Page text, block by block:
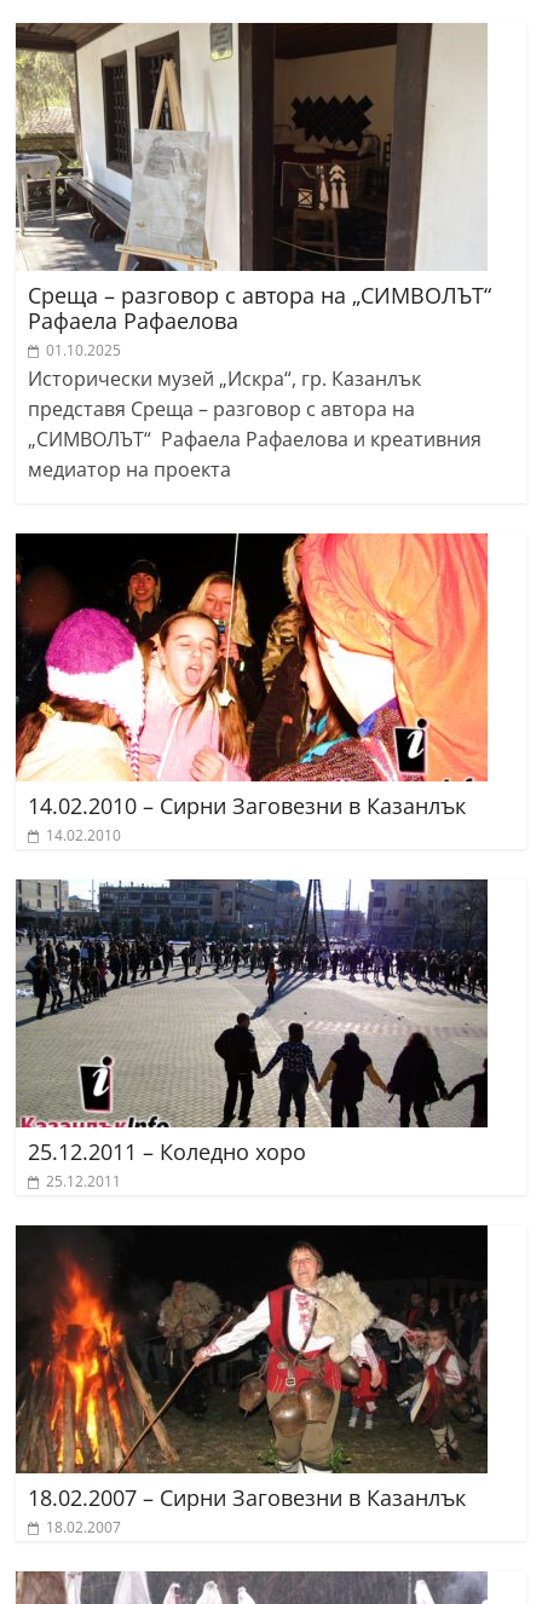
Среща – разговор с автора на „СИМВОЛЪТ“
Рафаела Рафаелова
01.10.2025
Исторически музей „Искра“, гр. Казанлък
представя Среща – разговор с автора на
„СИМВОЛЪТ“ Рафаела Рафаелова и креативния
медиатор на проекта
14.02.2010 – Сирни Заговезни в Казанлък
14.02.2010
25.12.2011 – Коледно хоро
25.12.2011
18.02.2007 – Сирни Заговезни в Казанлък
18.02.2007